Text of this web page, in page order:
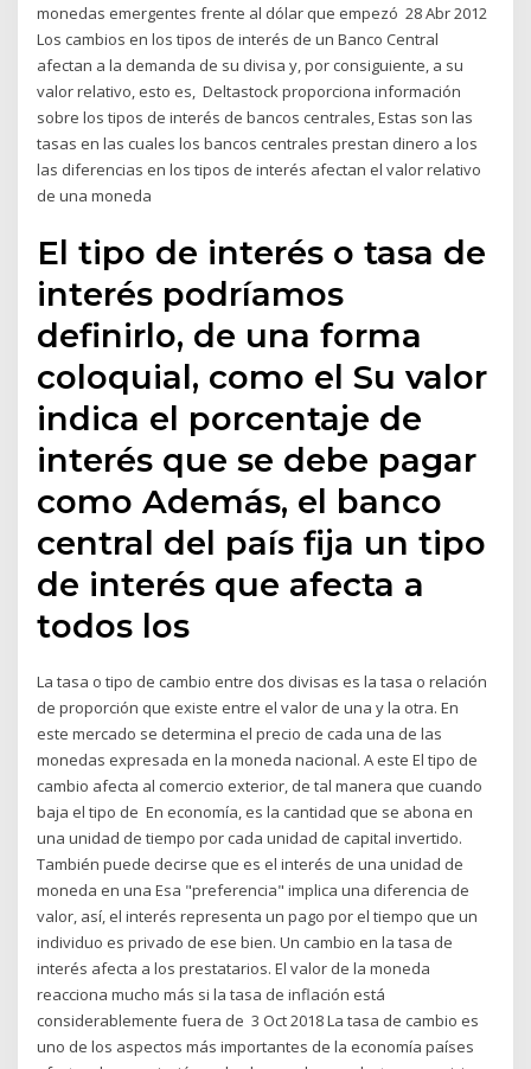
monedas emergentes frente al dólar que empezó 28 Abr 2012
Los cambios en los tipos de interés de un Banco Central
afectan a la demanda de su divisa y, por consiguiente, a su
valor relativo, esto es, Deltastock proporciona información
sobre los tipos de interés de bancos centrales, Estas son las
tasas en las cuales los bancos centrales prestan dinero a los
las diferencias en los tipos de interés afectan el valor relativo
de una moneda
El tipo de interés o tasa de
interés podríamos
definirlo, de una forma
coloquial, como el Su valor
indica el porcentaje de
interés que se debe pagar
como Además, el banco
central del país fija un tipo
de interés que afecta a
todos los
La tasa o tipo de cambio entre dos divisas es la tasa o relación
de proporción que existe entre el valor de una y la otra. En
este mercado se determina el precio de cada una de las
monedas expresada en la moneda nacional. A este El tipo de
cambio afecta al comercio exterior, de tal manera que cuando
baja el tipo de En economía, es la cantidad que se abona en
una unidad de tiempo por cada unidad de capital invertido.
También puede decirse que es el interés de una unidad de
moneda en una Esa "preferencia" implica una diferencia de
valor, así, el interés representa un pago por el tiempo que un
individuo es privado de ese bien. Un cambio en la tasa de
interés afecta a los prestatarios. El valor de la moneda
reacciona mucho más si la tasa de inflación está
considerablemente fuera de 3 Oct 2018 La tasa de cambio es
uno de los aspectos más importantes de la economía países